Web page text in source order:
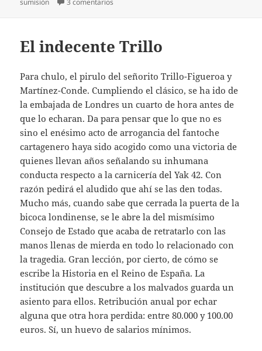
El indecente Trillo
Para chulo, el pirulo del señorito Trillo-Figueroa y
Martínez-Conde. Cumpliendo el clásico, se ha ido de
la embajada de Londres un cuarto de hora antes de
que lo echaran. Da para pensar que lo que no es
sino el enésimo acto de arrogancia del fantoche
cartagenero haya sido acogido como una victoria de
quienes llevan años señalando su inhumana
conducta respecto a la carnicería del Yak 42. Con
razón pedirá el aludido que ahí se las den todas.
Mucho más, cuando sabe que cerrada la puerta de la
bicoca londinense, se le abre la del mismísimo
Consejo de Estado que acaba de retratarlo con las
manos llenas de mierda en todo lo relacionado con
la tragedia. Gran lección, por cierto, de cómo se
escribe la Historia en el Reino de España. La
institución que descubre a los malvados guarda un
asiento para ellos. Retribución anual por echar
alguna que otra hora perdida: entre 80.000 y 100.00
euros. Sí, un huevo de salarios mínimos.